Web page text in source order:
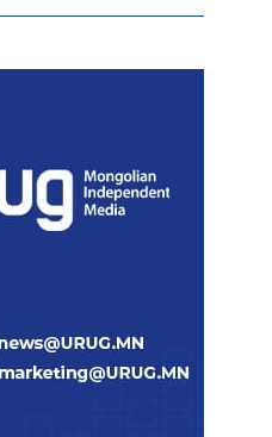
шуурхай зохион байгуулж
багш, сурагчид руу гал
нээжээ
тогтмол нийлүүлэх хүсэлт
тавилаа